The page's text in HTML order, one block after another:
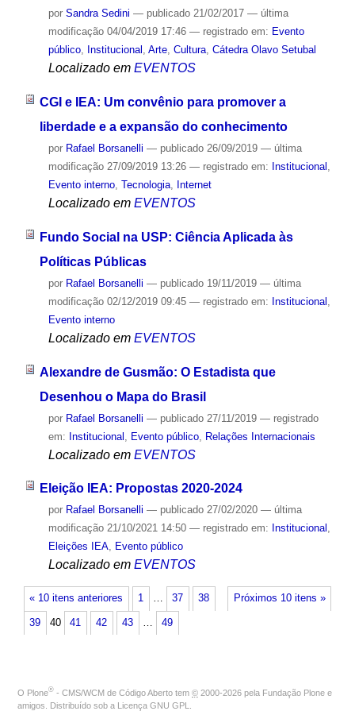
por Sandra Sedini — publicado21/02/2017 — última
modificação04/04/2019 17:46 — registrado em: Evento
público, Institucional , Arte, Cultura, Cátedra Olavo Setubal
Localizado em EVENTOS
CGI e IEA: Um convênio para promover a
liberdade e a expansão do conhecimento
por Rafael Borsanelli — publicado26/09/2019 — última
modificação27/09/2019 13:26 — registrado em: Institucional ,
Evento interno, Tecnologia, Internet
Localizado em EVENTOS
Fundo Social na USP: Ciência Aplicada às
Políticas Públicas
por Rafael Borsanelli — publicado19/11/2019 — última
modificação02/12/2019 09:45 — registrado em: Institucional
Evento interno
Localizado em EVENTOS
Alexandre de Gusmão: O Estadista que
Desenhou o Mapa do Brasil
por Rafael Borsanelli — publicado27/11/2019 — registrado
em: Institucional Evento público, Relações Internacionais
Localizado em EVENTOS
Eleição IEA: Propostas 2020-2024
por Rafael Borsanelli — publicado27/02/2020 — última
modificação21/10/2021 14:50 — registrado em: Institucional ,
Eleições IEA, Evento público
Localizado em EVENTOS
« 10 itens anteriores Próximos 10 itens »
1 … 37 38
39 40 41 42 43 … 49
O Plone® - CMS/WCM de Código Aberto tem © 2000-2026 pela Fundação Plone e
amigos. Distribuído sob a Licença GNU GPL